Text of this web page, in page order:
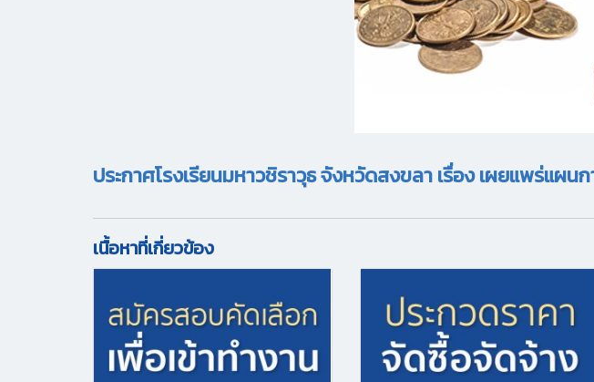
ประกาศโรงเรียนมหาวชิราวุธ จังหวัดสงขลา เรื่อง เผยแพร่แผ
เนื้อหาที่เกี่ยวข้อง